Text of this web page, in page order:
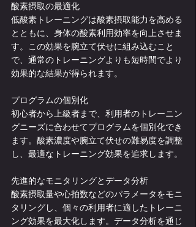
酸素摂取の最適化
低酸素トレーニングは酸素摂取能力を高める
とともに、身体の酸素利用効率を向上させま
す。この効果を腕立て伏せに組み込むこと
で、通常のトレーニングよりも短時間でより
効果的な結果が得られます。
プログラムの個別化
初心者から上級者まで、利用者のトレーニン
グニーズに合わせてプログラムを個別化でき
ます。酸素濃度や腕立て伏せの難易度を調整
し、最適なトレーニング効果を追求します。
先進的なモニタリングとデータ分析
酸素摂取量や心拍数などのパラメータをモニ
タリングし、個々の利用者に適したトレーニ
ング効果を最大化します。データ分析を通じ